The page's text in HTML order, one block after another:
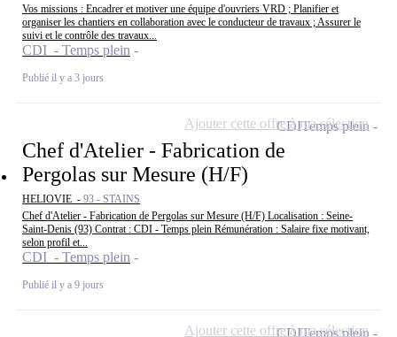
Vos missions : Encadrer et motiver une équipe d'ouvriers VRD ; Planifier et
organiser les chantiers en collaboration avec le conducteur de travaux ; Assurer le
suivi et le contrôle des travaux...
CDI - Temps plein
Publié il y a 3 jours
Chef d'Atelier - Fabrication de
Pergolas sur Mesure (H/F)
HELIOVIE - 93 - STAINS
Chef d'Atelier - Fabrication de Pergolas sur Mesure (H/F) Localisation : Seine-
Saint-Denis (93) Contrat : CDI - Temps plein Rémunération : Salaire fixe motivant,
selon profil et...
CDI - Temps plein
Publié il y a 9 jours
CDITemps plein
Ajouter cette offre à ma sélection
CDITemps plein
Ajouter cette offre à ma sélection